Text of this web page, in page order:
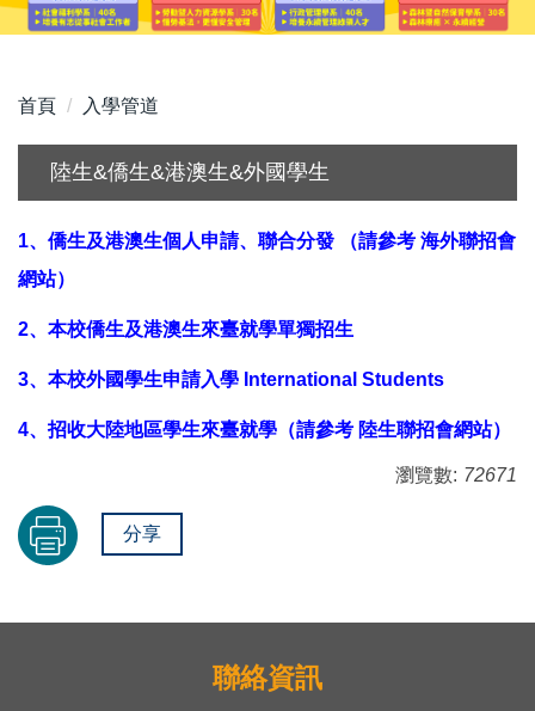
首頁 入學管道
陸生&僑生&港澳生&外國學生
1、僑生及港澳生個人申請、聯合分發 （請參考 海外聯招會
網站）
2、本校僑生及港澳生來臺就學單獨招生
3、本校外國學生申請入學 International Students
4、招收大陸地區學生來臺就學（請參考 陸生聯招會網站）
瀏覽數: 72671
分享
聯絡資訊